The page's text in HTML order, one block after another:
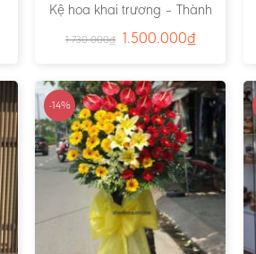
Kệ hoa khai trương – Thành
1.730.000₫ 1.500.000₫
-14%